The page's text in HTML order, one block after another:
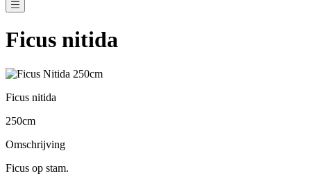
Ficus nitida
Ficus nitida
250cm
Omschrijving
Ficus op stam.